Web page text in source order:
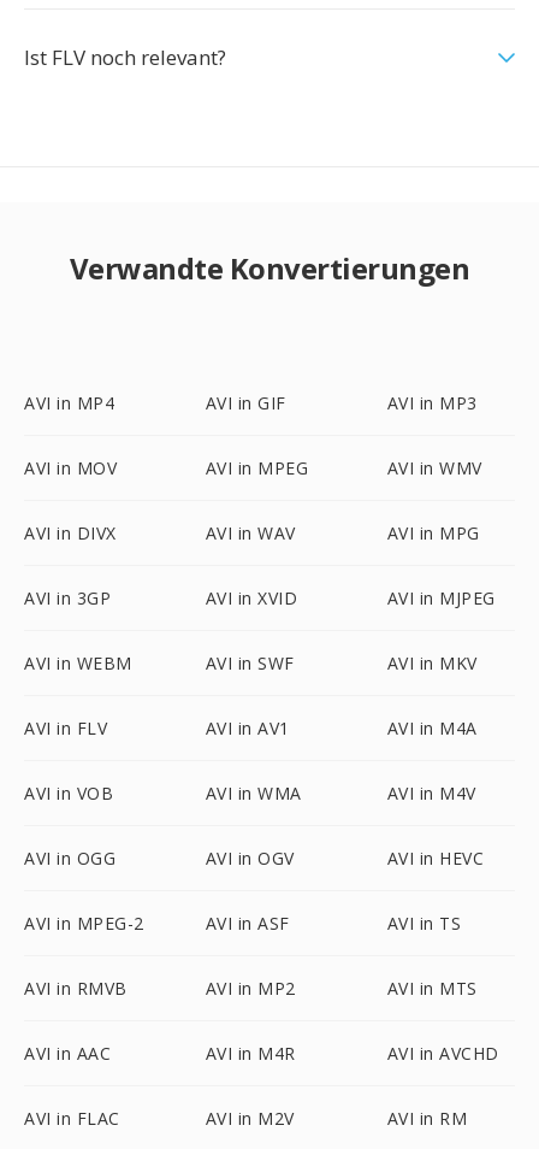
Ist FLV noch relevant?
Verwandte Konvertierungen
AVI in MP4 AVI in GIF AVI in MP3
AVI in MOV AVI in MPEG AVI in WMV
AVI in DIVX AVI in WAV AVI in MPG
AVI in 3GP AVI in XVID AVI in MJPEG
AVI in WEBM AVI in SWF AVI in MKV
AVI in FLV AVI in AV1 AVI in M4A
AVI in VOB AVI in WMA AVI in M4V
AVI in OGG AVI in OGV AVI in HEVC
AVI in MPEG-2 AVI in ASF AVI in TS
AVI in RMVB AVI in MP2 AVI in MTS
AVI in AAC AVI in M4R AVI in AVCHD
AVI in FLAC AVI in M2V AVI in RM